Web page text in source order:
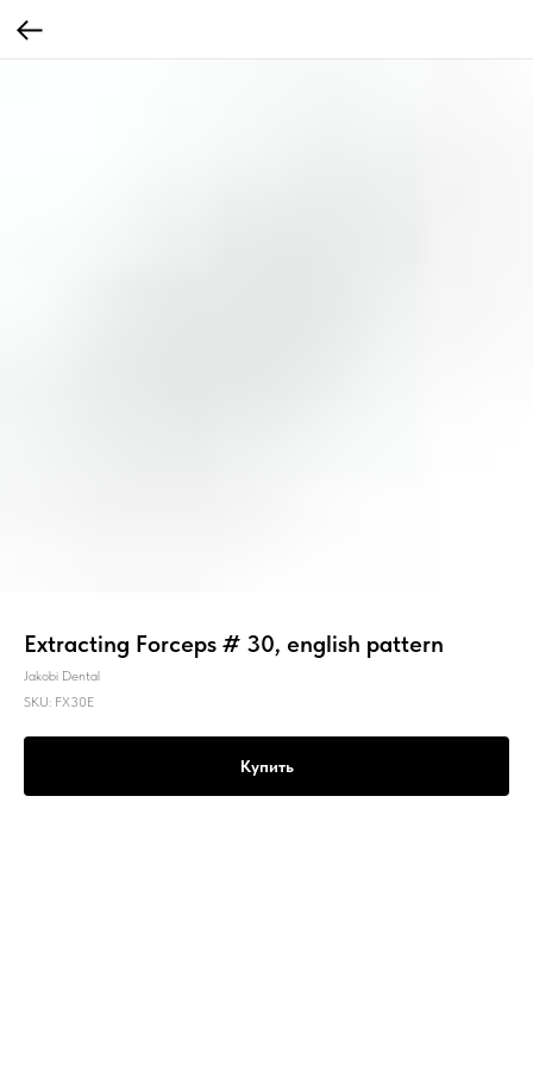
Extracting Forceps # 30, english pattern
Jakobi Dental
SKU: FX30E
Купить